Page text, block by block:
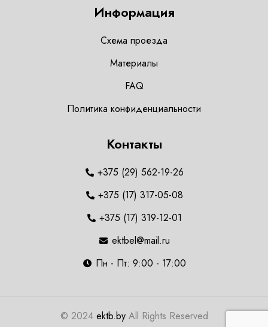
Информация
Схема проезда
Материалы
FAQ
Политика конфиденциальности
Контакты
+375 (29) 562-19-26
+375 (17) 317-05-08
+375 (17) 319-12-01
ektbel@mail.ru
Пн - Пт: 9:00 - 17:00
© 2024 ektb.byAll Rights Reserved